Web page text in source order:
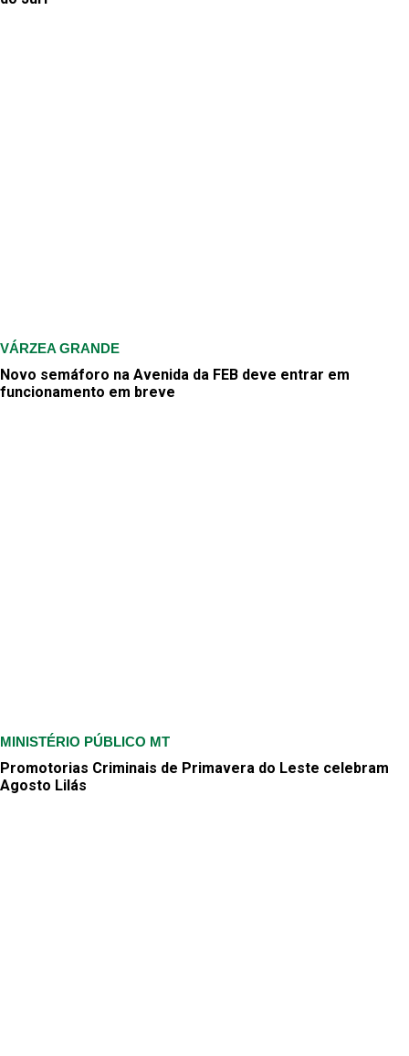
VÁRZEA GRANDE
Novo semáforo na Avenida da FEB deve entrar em
funcionamento em breve
MINISTÉRIO PÚBLICO MT
Promotorias Criminais de Primavera do Leste celebram
Agosto Lilás